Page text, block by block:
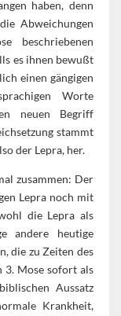
haben, denn
Abweichungen
beschriebenen
es ihnen bewußt
einen gängigen
Worte
neuen Begriff
stammt
der Lepra, her.
zusammen: Der
Lepra noch mit
die Lepra als
andere heutige
die zu Zeiten des
3. Mose sofort als
Aussatz
Krankheit,